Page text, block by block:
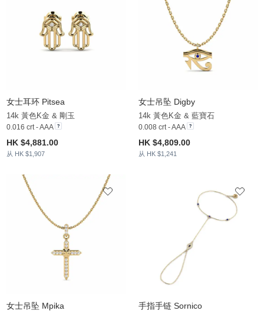
女士耳环 Pitsea
14k 黃色K金 & 剛玉
0.016 crt - AAA
HK $4,881.00
从 HK $1,907
女士吊坠 Digby
14k 黃色K金 & 藍寶石
0.008 crt - AAA
HK $4,809.00
从 HK $1,241
女士吊坠 Mpika 手指手链 Sornico